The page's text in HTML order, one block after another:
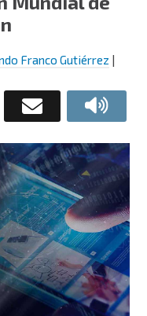
Franco Gutiérrez |